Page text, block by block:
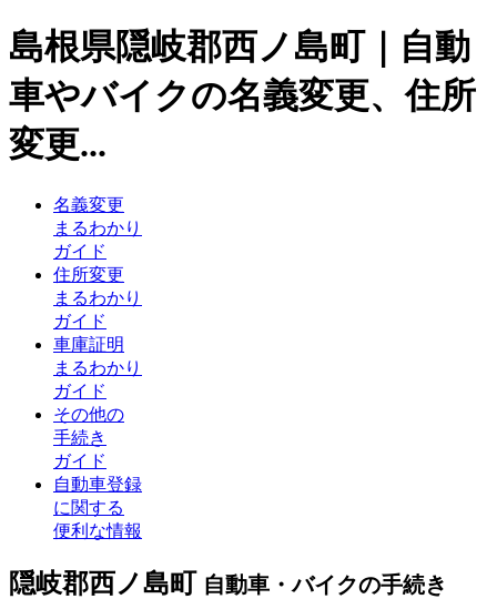
島根県隠岐郡西ノ島町｜自動
車やバイクの名義変更、住所
変更...
名義変更
まるわかり
ガイド
住所変更
まるわかり
ガイド
車庫証明
まるわかり
ガイド
その他の
手続き
ガイド
自動車登録
に関する
便利な情報
隠岐郡西ノ島町 自動車・バイクの手続き